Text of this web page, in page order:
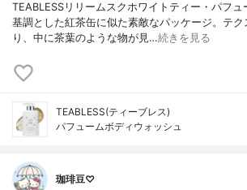
TEABLESSリリームスクホワイトティー・パフ
基調とした紅茶缶に似た素敵なパッケージ。テ
り、中に茶葉のような物が見…続きを見る
TEABLESS(ティーブレス)
パフュームボディウォッシュ
珈琲豆♡